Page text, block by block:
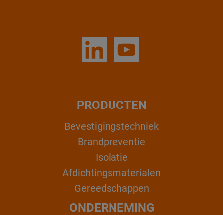
PRODUCTEN
Bevestigingstechniek
Brandpreventie
Isolatie
Afdichtingsmaterialen
Gereedschappen
ONDERNEMING